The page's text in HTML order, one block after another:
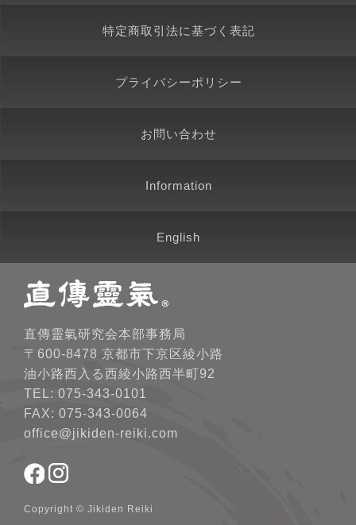
特定商取引法に基づく表記
プライバシーポリシー
お問い合わせ
Information
English
直傳靈氣研究会本部事務局
〒600-8478 京都市下京区綾小路
油小路西入る西綾小路西半町92
TEL: 075-343-0101
FAX: 075-343-0064
office@jikiden-reiki.com
Copyright © Jikiden Reiki